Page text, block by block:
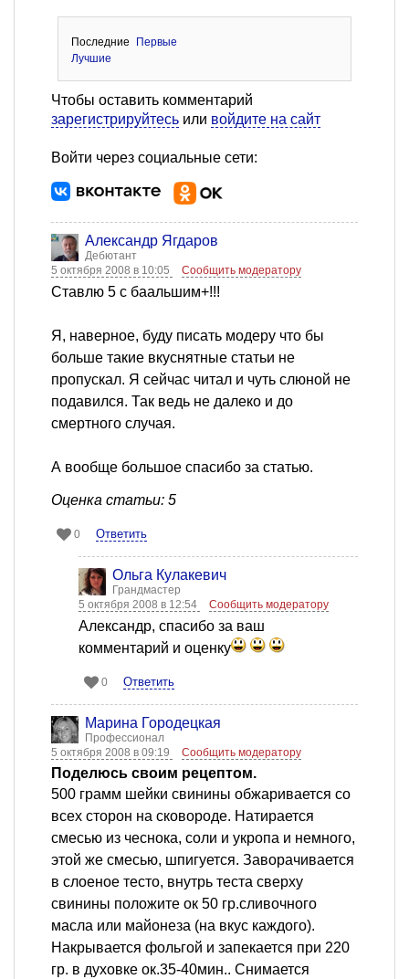
Последние
Первые
Лучшие
Чтобы оставить комментарий
зарегистрируйтесь или войдите на сайт
Войти через социальные сети:
Александр Ягдаров
Дебютант
5 октября 2008 в 10:05
Сообщить модератору
Ставлю 5 с баальшим+!!!
Я, наверное, буду писать модеру что бы
больше такие вкуснятные статьи не
пропускал. Я сейчас читал и чуть слюной не
подавился. Так ведь не далеко и до
смертного случая.
А вообще большое спасибо за статью.
Оценка статьи: 5
0 Ответить
Ольга Кулакевич
Грандмастер
5 октября 2008 в 12:54
Сообщить модератору
Александр, спасибо за ваш
комментарий и оценку
0 Ответить
Марина Городецкая
Профессионал
5 октября 2008 в 09:19
Сообщить модератору
Поделюсь своим рецептом.
500 грамм шейки свинины обжаривается со
всех сторон на сковороде. Натирается
смесью из чеснока, соли и укропа и немного,
этой же смесью, шпигуется. Заворачивается
в слоеное тесто, внутрь теста сверху
свинины положите ок 50 гр.сливочного
масла или майонеза (на вкус каждого).
Накрывается фольгой и запекается при 220
гр. в духовке ок.35-40мин.. Снимается